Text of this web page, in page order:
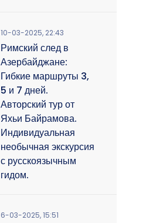
10-03-2025, 22:43
Римский след в
Азербайджане:
Гибкие маршруты 3,
5 и 7 дней.
Авторский тур от
Яхьи Байрамова.
Индивидуальная
необычная экскурсия
с русскоязычным
гидом.
6-03-2025, 15:51